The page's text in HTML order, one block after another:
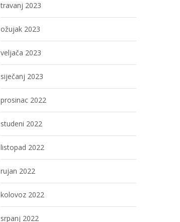
travanj 2023
ožujak 2023
veljača 2023
siječanj 2023
prosinac 2022
studeni 2022
listopad 2022
rujan 2022
kolovoz 2022
srpanj 2022